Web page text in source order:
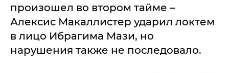
произошел во втором тайме –
Алексис Макаллистер ударил локтем
в лицо Ибрагима Мази, но
нарушения также не последовало.